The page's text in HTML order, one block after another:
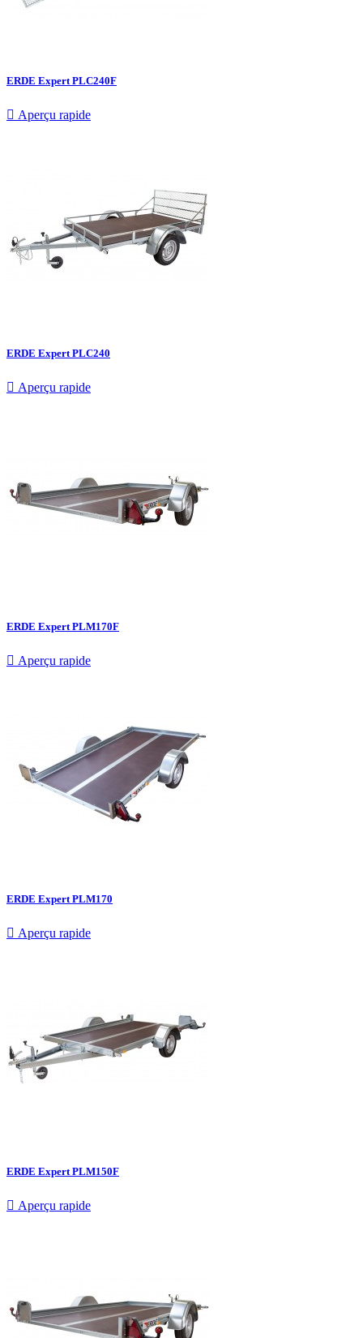
ERDE Expert PLC240F
 Aperçu rapide
ERDE Expert PLC240
 Aperçu rapide
ERDE Expert PLM170F
 Aperçu rapide
ERDE Expert PLM170
 Aperçu rapide
ERDE Expert PLM150F
 Aperçu rapide